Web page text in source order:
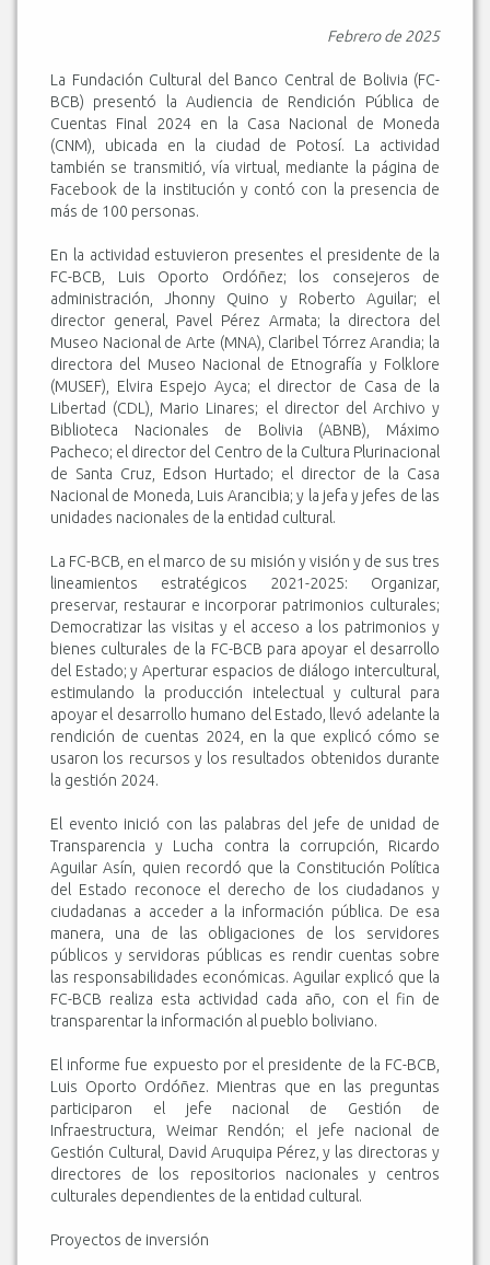
Febrero de 2025
La Fundación Cultural del Banco Central de Bolivia (FC-
BCB) presentó la Audiencia de Rendición Pública de
Cuentas Final 2024 en la Casa Nacional de Moneda
(CNM), ubicada en la ciudad de Potosí. La actividad
también se transmitió, vía virtual, mediante la página de
Facebook de la institución y contó con la presencia de
más de 100 personas.
En la actividad estuvieron presentes el presidente de la
FC-BCB, Luis Oporto Ordóñez; los consejeros de
administración, Jhonny Quino y Roberto Aguilar; el
director general, Pavel Pérez Armata; la directora del
Museo Nacional de Arte (MNA), Claribel Tórrez Arandia; la
directora del Museo Nacional de Etnografía y Folklore
(MUSEF), Elvira Espejo Ayca; el director de Casa de la
Libertad (CDL), Mario Linares; el director del Archivo y
Biblioteca Nacionales de Bolivia (ABNB), Máximo
Pacheco; el director del Centro de la Cultura Plurinacional
de Santa Cruz, Edson Hurtado; el director de la Casa
Nacional de Moneda, Luis Arancibia; y la jefa y jefes de las
unidades nacionales de la entidad cultural.
La FC-BCB, en el marco de su misión y visión y de sus tres
lineamientos estratégicos 2021-2025: Organizar,
preservar, restaurar e incorporar patrimonios culturales;
Democratizar las visitas y el acceso a los patrimonios y
bienes culturales de la FC-BCB para apoyar el desarrollo
del Estado; y Aperturar espacios de diálogo intercultural,
estimulando la producción intelectual y cultural para
apoyar el desarrollo humano del Estado, llevó adelante la
rendición de cuentas 2024, en la que explicó cómo se
usaron los recursos y los resultados obtenidos durante
la gestión 2024.
El evento inició con las palabras del jefe de unidad de
Transparencia y Lucha contra la corrupción, Ricardo
Aguilar Asín, quien recordó que la Constitución Política
del Estado reconoce el derecho de los ciudadanos y
ciudadanas a acceder a la información pública. De esa
manera, una de las obligaciones de los servidores
públicos y servidoras públicas es rendir cuentas sobre
las responsabilidades económicas. Aguilar explicó que la
FC-BCB realiza esta actividad cada año, con el fin de
transparentar la información al pueblo boliviano.
El informe fue expuesto por el presidente de la FC-BCB,
Luis Oporto Ordóñez. Mientras que en las preguntas
participaron el jefe nacional de Gestión de
Infraestructura, Weimar Rendón; el jefe nacional de
Gestión Cultural, David Aruquipa Pérez, y las directoras y
directores de los repositorios nacionales y centros
culturales dependientes de la entidad cultural.
Proyectos de inversión